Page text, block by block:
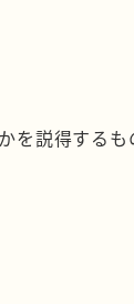
説得するも